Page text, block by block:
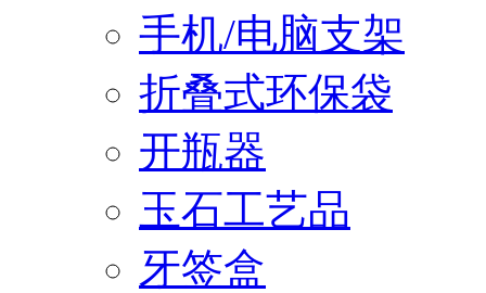
手机/电脑支架
折叠式环保袋
开瓶器
玉石工艺品
牙签盒